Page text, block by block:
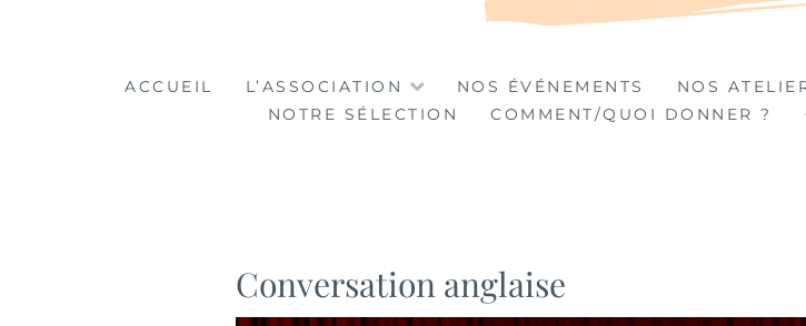
LA TABLE DES MATIÈRES
ACCUEIL L’ASSOCIATION NOS ÉVÉNEMENTS NOS
NOTRE SÉLECTION
COMMENT/QUOI DONNER ?
Conversation anglaise